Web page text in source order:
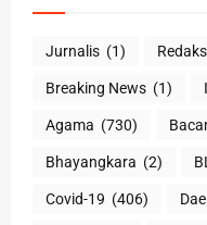
Jurnalis (1)
Breaking News (1)
Agama (730)
Bhayangkara (2)
Covid-19 (406)